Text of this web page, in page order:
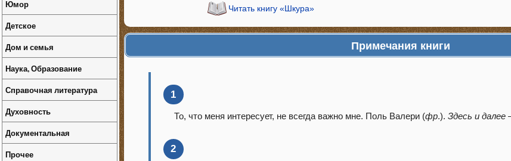
Читать книгу «Шкура»
Примечания книги
1
То, что меня интересует, не всегда важно мне. Поль Валери (фр.).Здесь и далее
2
Юмор
Детское
Дом и семья
Наука, Образование
Справочная литература
Духовность
Документальная
Прочее